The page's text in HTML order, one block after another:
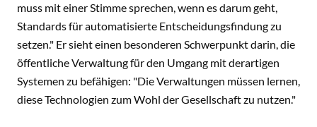
muss mit einer Stimme sprechen, wenn es darum geht,
Standards für automatisierte Entscheidungsfindung zu
setzen." Er sieht einen besonderen Schwerpunkt darin, die
öffentliche Verwaltung für den Umgang mit derartigen
Systemen zu befähigen: "Die Verwaltungen müssen lernen,
diese Technologien zum Wohl der Gesellschaft zu nutzen."